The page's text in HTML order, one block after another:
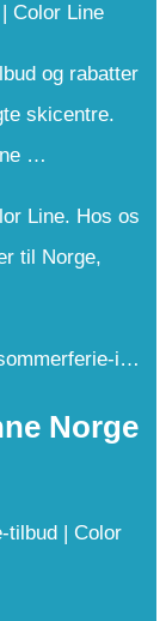
Color Line
og rabatter
skicentre.
…
Line. Hos os
til Norge,
i…
Norge
tilbud | Color